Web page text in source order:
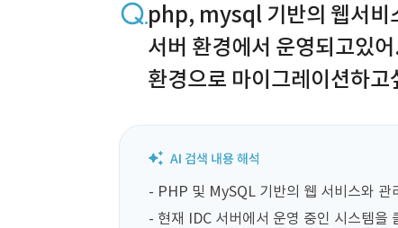
php, mysql 기반의 웹서비
서버 환경에서 운영되고있
환경으로 마이그레이션하고
- PHP 및 MySQL 기반의 웹 서비스와 관
- 현재 IDC 서버에서 운영 중인 시스템을